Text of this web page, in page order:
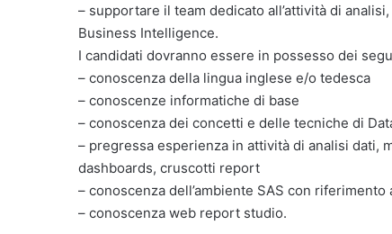
– supportare il team dedicato all’attività di
Business Intelligence.
I candidati dovranno essere in possesso dei
– conoscenza della lingua inglese e/o tedesca
– conoscenze informatiche di base
– conoscenza dei concetti e delle tecniche di
– pregressa esperienza in attività di analisi dati,
dashboards, cruscotti report
– conoscenza dell’ambiente SAS con
– conoscenza web report studio.